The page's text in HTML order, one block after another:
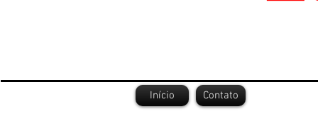
Início Contato